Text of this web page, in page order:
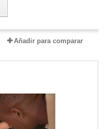
Añadir para comparar